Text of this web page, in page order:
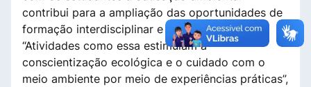
contribui para a ampliação das oportunidades de
formação interdisciplinar e complementar.
“Atividades como essa estimulam a
conscientização ecológica e o cuidado com o
meio ambiente por meio de experiências práticas”,